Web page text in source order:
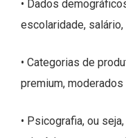
• Dados
escolaridade,
• Categorias de
premium, moderados
• Psicografia, ou